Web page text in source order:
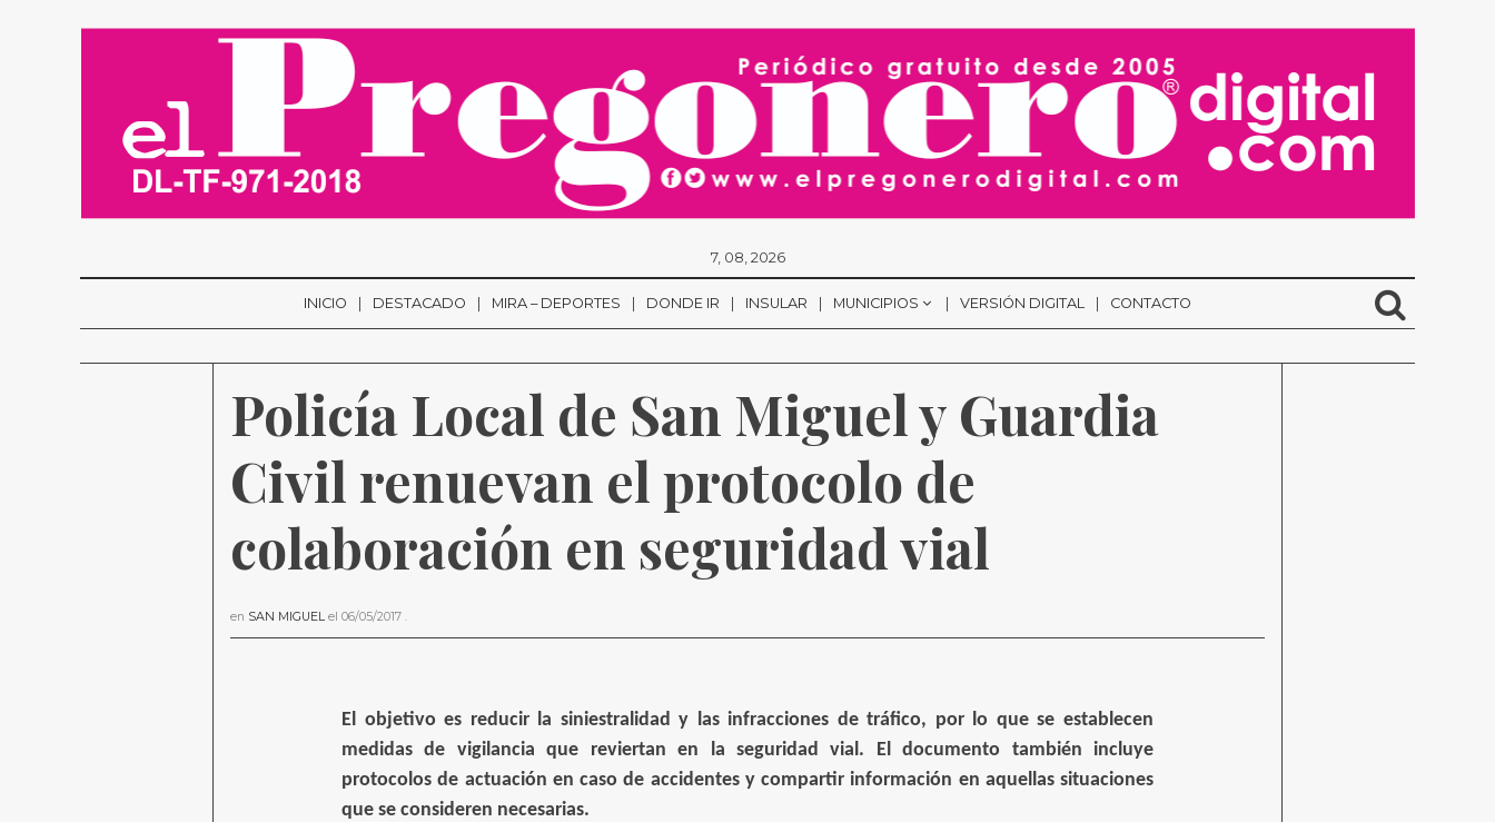
7, 08, 2026
INICIO DESTACADO MIRA – DEPORTES DONDE IR INSULAR MUNICIPIOS VERSIÓN DIGITAL CONTACTO
Policía Local de San Miguel y Guardia
Civil renuevan el protocolo de
colaboración en seguridad vial
en SAN MIGUEL el 06/05/2017 .
El objetivo es reducir la siniestralidad y las infracciones de tráfico, por lo que se establecen
medidas de vigilancia que reviertan en la seguridad vial. El documento también incluye
protocolos de actuación en caso de accidentes y compartir información en aquellas situaciones
que se consideren necesarias.